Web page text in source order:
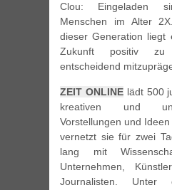
Clou: Eingeladen
Menschen im Alter
dieser Generation liegt
Zukunft positiv zu
entscheidend
ZEIT ONLINElädt 500
kreativen und
Vorstellungen und
vernetzt sie für zwei
lang mit
Unternehmen,
Journalisten. Unter